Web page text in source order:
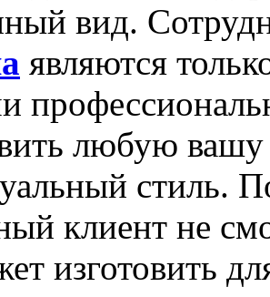
вид.
являются
любую вашу
стиль.
клиент не
изготовить